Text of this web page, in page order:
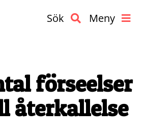
Sök Meny
förseelser
återkallelse